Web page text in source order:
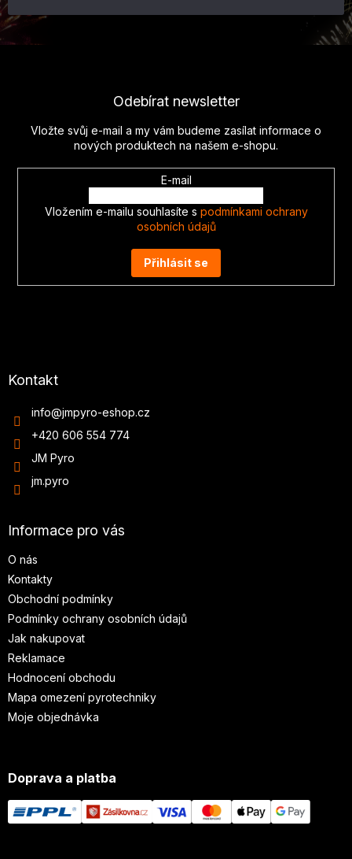
Odebírat newsletter
Vložte svůj e-mail a my vám budeme zasílat informace o
nových produktech na našem e-shopu.
E-mail
Vložením e-mailu souhlasíte s podmínkami ochrany
osobních údajů
Přihlásit se
Kontakt
info@jmpyro-eshop.cz
+420 606 554 774
JM Pyro
jm.pyro
Informace pro vás
O nás
Kontakty
Obchodní podmínky
Podmínky ochrany osobních údajů
Jak nakupovat
Reklamace
Hodnocení obchodu
Mapa omezení pyrotechniky
Moje objednávka
Doprava a platba